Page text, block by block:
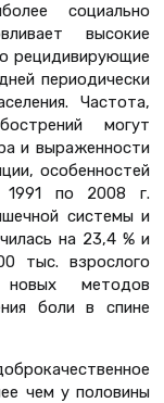
социально
высокие
рецидивирующие
периодически
Частота,
могут
и выраженности
особенностей
по 2008 г.
системы и
на 23,4 % и
тыс. взрослого
новых методов
боли в спине
чем у половины